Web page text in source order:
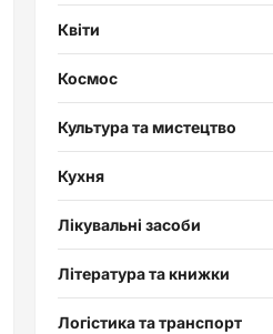
Квіти
Космос
Культура та мистецтво
Кухня
Лікувальні засоби
Література та книжки
Логістика та транспорт